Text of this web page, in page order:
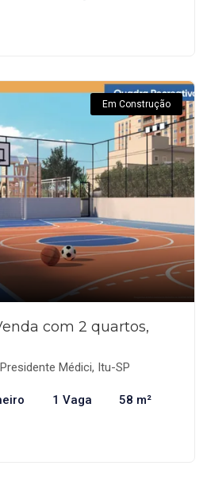
Em Construção
com 2 quartos,
Médici, Itu-SP
1 Vaga 58 m²